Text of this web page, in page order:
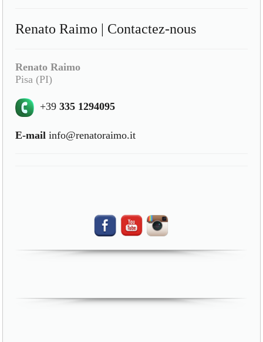
Renato Raimo | Contactez-nous
Renato Raimo
Pisa (PI)
+39335 1294095
E-mail info@renatoraimo.it